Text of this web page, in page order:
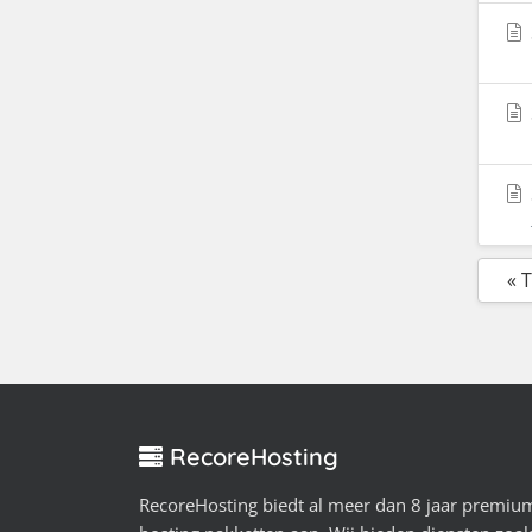
«
RecoreHosting
RecoreHosting biedt al meer dan 8 jaar